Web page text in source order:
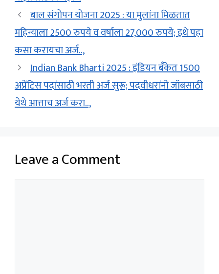
बाल संगोपन योजना 2025 : या मुलांना मिळतात
महिन्याला 2500 रुपये व वर्षाला 27,000 रुपये; इथे पहा
कसा करायचा अर्ज..,
Indian Bank Bharti 2025 : इंडियन बँकेत 1500
अप्रेंटिस पदांसाठी भरती अर्ज सुरू; पदवीधरांनो जॉबसाठी
येथे आत्ताच अर्ज करा..,
Leave a Comment